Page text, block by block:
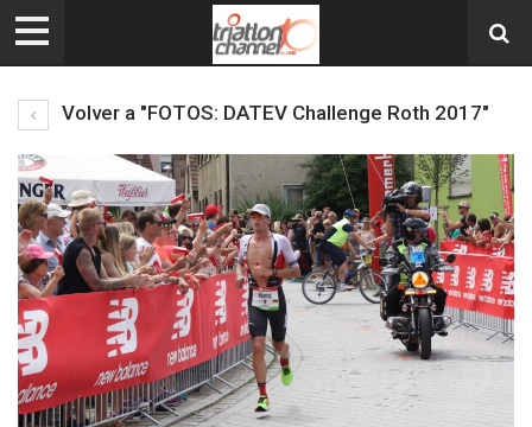
Volver a "FOTOS: DATEV Challenge Roth 2017"